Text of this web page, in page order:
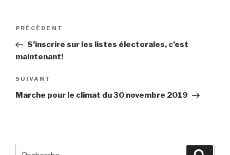
Navigation
l’article
Article
précédent
PRÉCÉDENT
S’inscrire sur les listes électorales, c’est
maintenant!
Article
suivant
SUIVANT
Marche pour le climat du 30 novembre 2019